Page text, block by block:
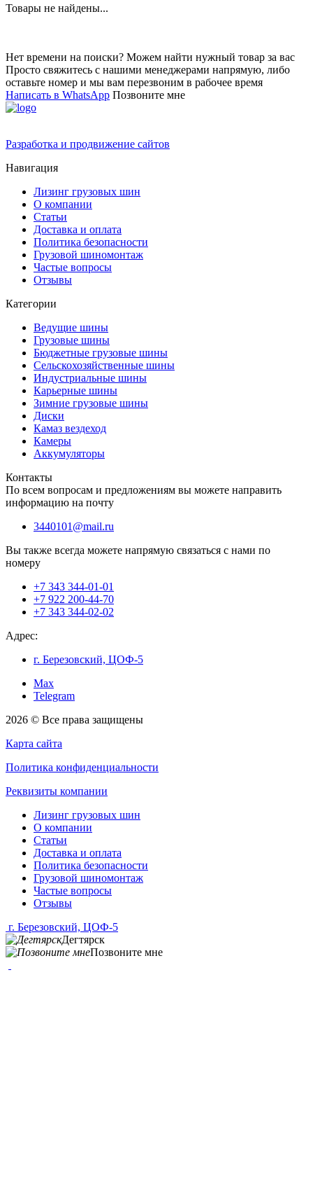
Товары не найдены...
Нет времени на поиски? Можем найти нужный товар за вас
Просто свяжитесь с нашими менеджерами напрямую, либо
оставьте номер и мы вам перезвоним в рабочее время
Написать в WhatsApp Позвоните мне
Разработка и продвижение сайтов
Навигация
Лизинг грузовых шин
О компании
Статьи
Доставка и оплата
Политика безопасности
Грузовой шиномонтаж
Частые вопросы
Отзывы
Категории
Ведущие шины
Грузовые шины
Бюджетные грузовые шины
Сельскохозяйственные шины
Индустриальные шины
Карьерные шины
Зимние грузовые шины
Диски
Камаз вездеход
Камеры
Аккумуляторы
Контакты
По всем вопросам и предложениям вы можете направить
информацию на почту
3440101@mail.ru
Вы также всегда можете напрямую связаться с нами по
номеру
+7 343 344-01-01
+7 922 200-44-70
+7 343 344-02-02
Адрес:
г. Березовский, ЦОФ-5
Max
Telegram
2026 © Все права защищены
Карта сайта
Политика конфиденциальности
Реквизиты компании
Лизинг грузовых шин
О компании
Статьи
Доставка и оплата
Политика безопасности
Грузовой шиномонтаж
Частые вопросы
Отзывы
г. Березовский, ЦОФ-5
Дегтярск
Позвоните мне